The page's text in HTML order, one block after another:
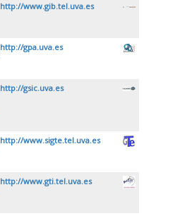
http://www.gib.tel.uva.es
http://gpa.uva.es
http://gsic.uva.es
http://www.sigte.tel.uva.es
http://www.gti.tel.uva.es